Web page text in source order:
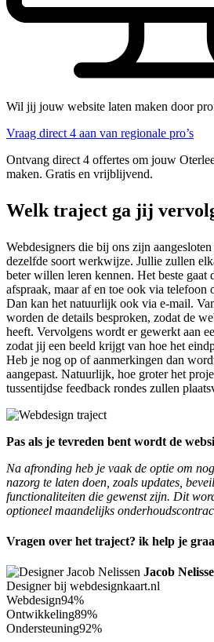
Wil jij jouw website laten maken door
Vraag direct 4 aan van regionale pro’s
Ontvang direct 4 offertes om jouw
maken. Gratis en vrijblijvend.
Welk traject ga jij
Webdesigners die bij ons zijn
dezelfde soort werkwijze. Jullie zullen
beter willen leren kennen. Het beste gaat
afspraak, maar af en toe ook via
Dan kan het natuurlijk ook via e-mail.
worden de details besproken, zodat de
heeft. Vervolgens wordt er gewerkt aan
zodat jij een beeld krijgt van hoe het
Heb je nog op of aanmerkingen dan
aangepast. Natuurlijk, hoe groter het
tussentijdse feedback rondes zullen
Pas als je tevreden bent wordt de
Na afronding heb je vaak de optie om
nazorg te laten doen, zoals updates,
functionaliteiten die gewenst zijn. Dit
optioneel maandelijks
Vragen over het traject? ik help je
Jacob
Designer bij webdesignkaart.nl
Webdesign94%
Ontwikkeling89%
Ondersteuning92%